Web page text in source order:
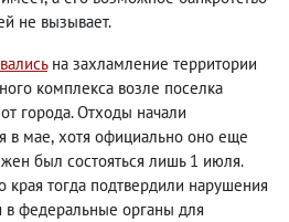
не вызывает.
на захламление территории
комплекса возле поселка
города. Отходы начали
в мае, хотя официально оно еще
был состояться лишь 1 июля.
тогда подтвердили нарушения
в федеральные органы для